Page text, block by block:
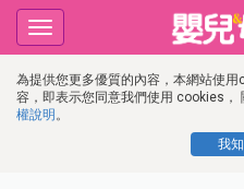
為提供您更多優質的內容，本網站使
容，即表示您同意我們使用 cookies
權說明 。
我
Toggle
navigation